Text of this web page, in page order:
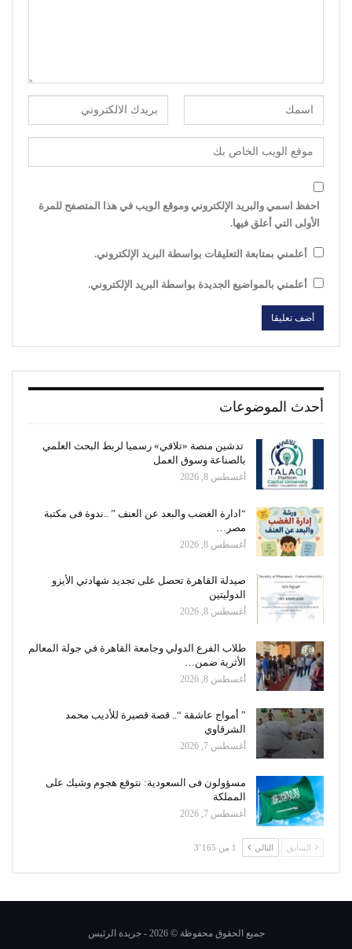
احفظ اسمي والبريد الإلكتروني وموقع الويب في هذا المتصفح للمرة
الأولى التي أعلق فيها.
أعلمني بمتابعة التعليقات بواسطة البريد الإلكتروني.
أعلمني بالمواضيع الجديدة بواسطة البريد الإلكتروني.
أحدث الموضوعات
تدشين منصة «تلاقي» رسميا لربط البحث العلمي
بالصناعة وسوق العمل
أغسطس 8, 2026
“ادارة الغضب والبعد عن العنف ” ..ندوة فى مكتبة
مصر…
أغسطس 8, 2026
صيدلة القاهرة تحصل على تجديد شهادتي الأيزو
الدوليتين
أغسطس 8, 2026
طلاب الفرع الدولي وجامعة القاهرة في جولة المعالم
الأثرية ضمن…
أغسطس 8, 2026
” أمواج عاشقة “.. قصة قصيرة للأديب محمد
الشرقاوي
أغسطس 7, 2026
مسؤولون فى السعودية: نتوقع هجوم وشيك على
المملكة
أغسطس 7, 2026
السابق التالي 1 من 3٬165
جميع الحقوق محفوظة © 2026 - جريدة الرئيس